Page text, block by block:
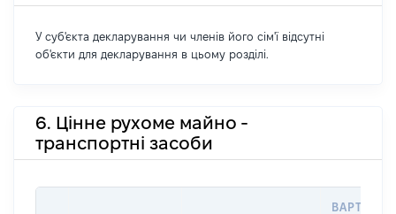
У суб'єкта декларування чи членів його сім'ї відсутні
об'єкти для декларування в цьому розділі.
6. Цінне рухоме майно -
транспортні засоби
ВАРТІСТЬ